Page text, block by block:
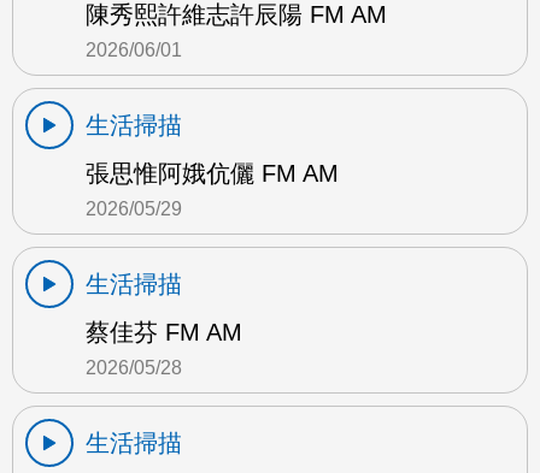
陳秀熙許維志許辰陽 FM AM
2026/06/01
生活掃描
張思惟阿娥伉儷 FM AM
2026/05/29
生活掃描
蔡佳芬 FM AM
2026/05/28
生活掃描